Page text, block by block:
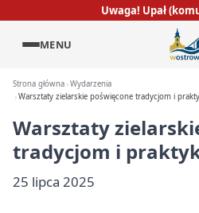
Uwaga! Upał
MENU
Strona główna Wydarzenia
Warsztaty zielarskie poświęcone tradycjom i
Warsztaty
tradycjom i
25 lipca 2025